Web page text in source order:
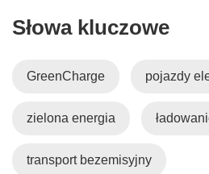
i
m
Słowa kluczowe
GreenCharge pojazdy
zielona energia
transport bezemisyjny